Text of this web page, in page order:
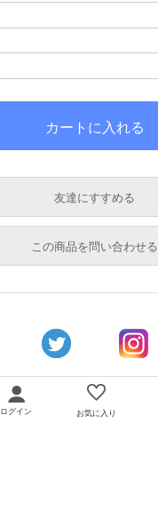
友達にすすめる
必須
必須
この商品を問い合わせる
必須
ログイン お気に入り